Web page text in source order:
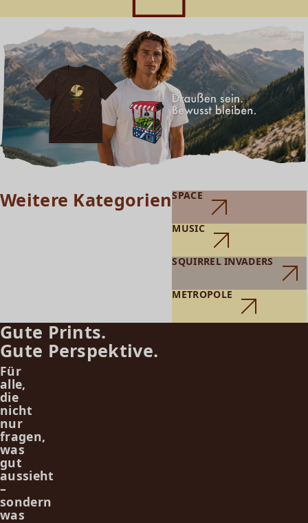
Weitere KategorienSPACE
MUSIC
SQUIRREL INVADERS
METROPOLE
Gute Prints.
Gute Perspektive.
Für
alle,
die
nicht
nur
fragen,
was
gut
aussieht
–
sondern
was